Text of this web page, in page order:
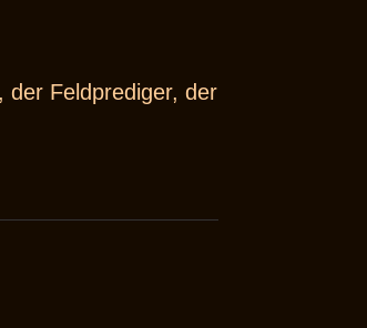
der Feldprediger, der